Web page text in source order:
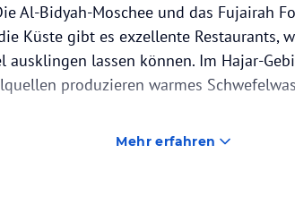
Al-Bidyah-Moschee und das Fujairah
Küste gibt es exzellente Restaurants,
ausklingen lassen können. Im Hajar-
produzieren warmes
Mehr erfahren